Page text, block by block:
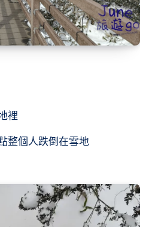
裡
整個人跌倒在雪地